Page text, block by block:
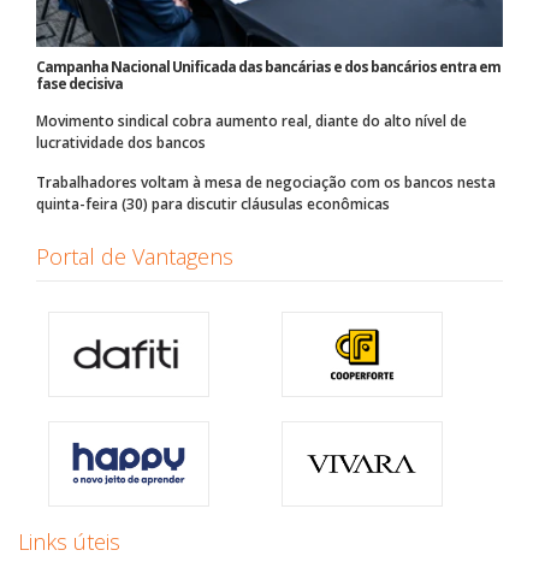
Campanha Nacional Unificada das bancárias e dos bancários entra em
fase decisiva
Movimento sindical cobra aumento real, diante do alto nível de
lucratividade dos bancos
Trabalhadores voltam à mesa de negociação com os bancos nesta
quinta-feira (30) para discutir cláusulas econômicas
Portal de Vantagens
Links úteis